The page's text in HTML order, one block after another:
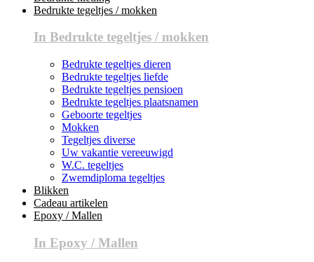
Bedrukte tegeltjes / mokken
In Bedrukte tegeltjes / mokken
Bedrukte tegeltjes dieren
Bedrukte tegeltjes liefde
Bedrukte tegeltjes pensioen
Bedrukte tegeltjes plaatsnamen
Geboorte tegeltjes
Mokken
Tegeltjes diverse
Uw vakantie vereeuwigd
W.C. tegeltjes
Zwemdiploma tegeltjes
Blikken
Cadeau artikelen
Epoxy / Mallen
In Epoxy / Mallen